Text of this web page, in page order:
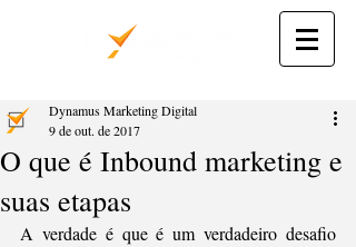
O que é Inbound marketing e
suas etapas
Dynamus Marketing Digital
9 de out. de 2017
A verdade é que é um verdadeiro desafio